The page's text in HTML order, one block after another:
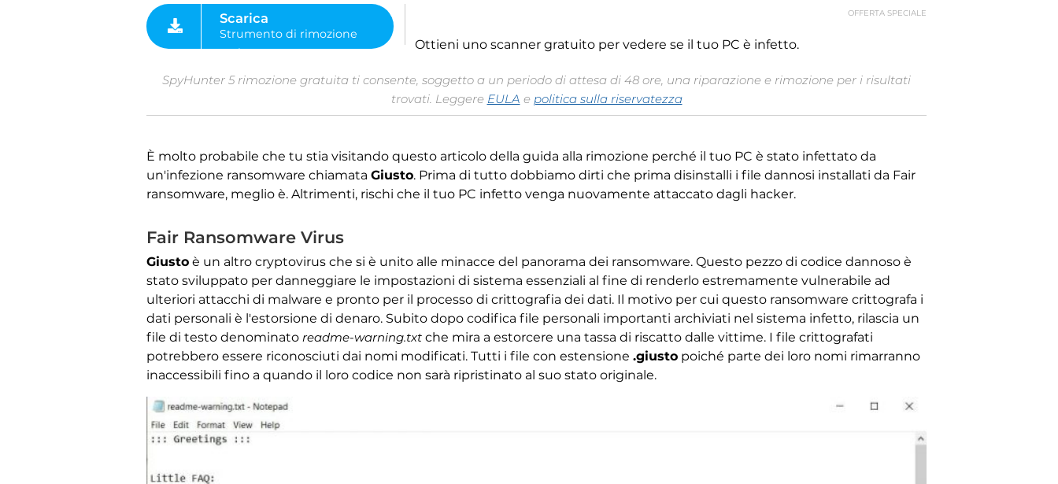
OFFERTA SPECIALE
Strumento di rimozione
malware
Ottieni uno scanner gratuito per vedere se il tuo PC è infetto.
SpyHunter 5 rimozione gratuita ti consente, soggetto a un periodo di attesa di 48 ore, una riparazione e rimozione per i risultati
trovati. Leggere EULA e politica sulla riservatezza
È molto probabile che tu stia visitando questo articolo della guida alla rimozione perché il tuo PC è stato infettato da
un'infezione ransomware chiamata Giusto. Prima di tutto dobbiamo dirti che prima disinstalli i file dannosi installati da Fair
ransomware, meglio è. Altrimenti, rischi che il tuo PC infetto venga nuovamente attaccato dagli hacker.
Fair Ransomware Virus
Giusto è un altro cryptovirus che si è unito alle minacce del panorama dei ransomware. Questo pezzo di codice dannoso è
stato sviluppato per danneggiare le impostazioni di sistema essenziali al fine di renderlo estremamente vulnerabile ad
ulteriori attacchi di malware e pronto per il processo di crittografia dei dati. Il motivo per cui questo ransomware crittografa i
dati personali è l'estorsione di denaro. Subito dopo codifica file personali importanti archiviati nel sistema infetto, rilascia un
file di testo denominato readme-warning.txt che mira a estorcere una tassa di riscatto dalle vittime. I file crittografati
potrebbero essere riconosciuti dai nomi modificati. Tutti i file con estensione .giusto poiché parte dei loro nomi rimarranno
inaccessibili fino a quando il loro codice non sarà ripristinato al suo stato originale.